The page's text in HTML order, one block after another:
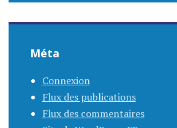
Méta
Connexion
Flux des publications
Flux des commentaires